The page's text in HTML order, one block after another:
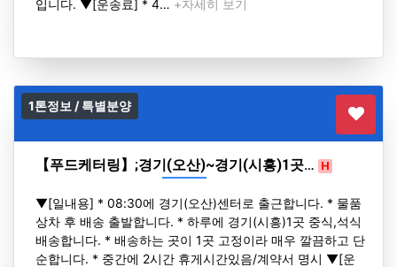
입니다. ▼[운송료] * 4… +자세히 보기
1톤정보 / 특별분양
【푸드케터링】;경기(오산)~경기(시흥)1곳… H
▼[일내용] * 08:30에 경기(오산)센터로 출근합니다. * 물품
상차 후 배송 출발합니다. * 하루에 경기(시흥)1곳 중식,석식
배송합니다. * 배송하는 곳이 1곳 고정이라 매우 깔끔하고 단
순합니다. * 중간에 2시간 휴게시간있음/계약서 명시 ▼[운